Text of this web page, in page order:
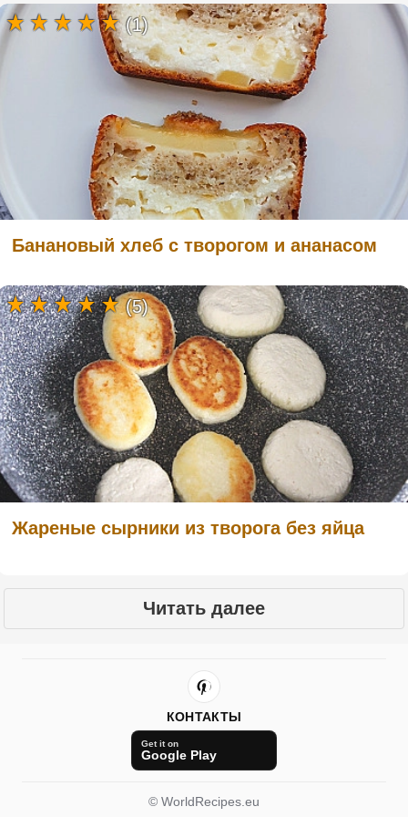
Банановый хлеб с творогом и ананасом
(1)
Жареные сырники из творога без яйца
(5)
Читать далее
КОНТАКТЫ
Get it on
Google Play
© WorldRecipes.eu